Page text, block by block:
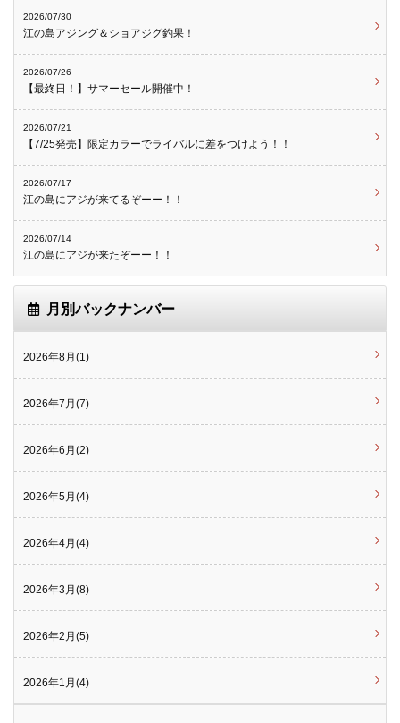
2026/07/30
江の島アジング＆ショアジグ釣果！
2026/07/26
【最終日！】サマーセール開催中！
2026/07/21
【7/25発売】限定カラーでライバルに差をつけよう！！
2026/07/17
江の島にアジが来てるぞーー！！
2026/07/14
江の島にアジが来たぞーー！！
月別バックナンバー
2026年8月(1)
2026年7月(7)
2026年6月(2)
2026年5月(4)
2026年4月(4)
2026年3月(8)
2026年2月(5)
2026年1月(4)